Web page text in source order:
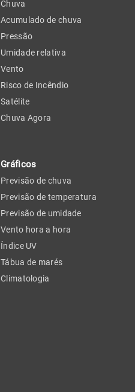
Chuva
Acumulado de chuva
Pressão
Umidade relativa
Vento
Risco de Incêndio
Satélite
Chuva Agora
Gráficos
Previsão de chuva
Previsão de temperatura
Previsão de umidade
Vento hora a hora
Índice UV
Tábua de marés
Climatologia